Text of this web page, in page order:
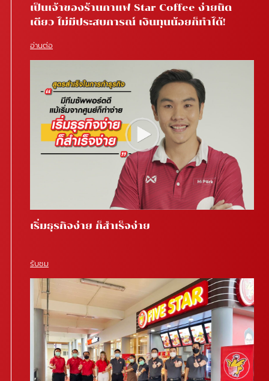
เป็นเจ้าของร้านกาแฟ Star Coffee ง่ายนิด
เดียว ไม่มีประสบการณ์ เงินทุนน้อยก็ทำได้!
อ่านต่อ
เริ่มธุรกิจง่าย ก็สำเร็จง่าย
รับชม